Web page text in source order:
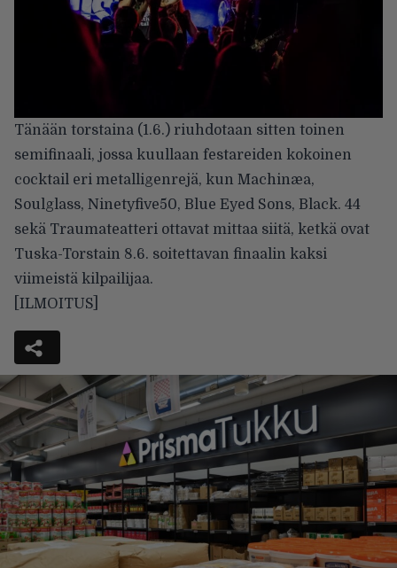
Tänään torstaina (1.6.) riuhdotaan sitten toinen
semifinaali, jossa kuullaan festareiden kokoinen
cocktail eri metalligenrejä, kun Machinæa,
Soulglass, Ninetyfive50, Blue Eyed Sons, Black. 44
sekä Traumateatteri ottavat mittaa siitä, ketkä ovat
Tuska-Torstain 8.6. soitettavan finaalin kaksi
viimeistä kilpailijaa.
[ILMOITUS]